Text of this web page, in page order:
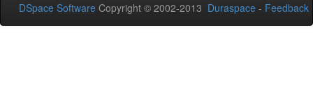
DSpace Software Copyright © 2002-2013 Duraspace - Feedback